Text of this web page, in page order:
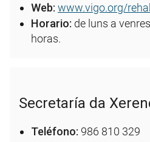
Web: www.vigo.org/
Horario: de luns a
horas.
Secretaría da
Teléfono: 986 810 329